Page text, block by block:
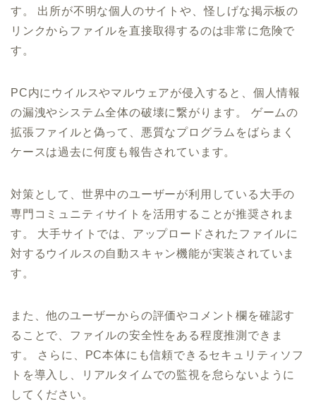
す。 出所が不明な個人のサイトや、怪しげな掲示板の
リンクからファイルを直接取得するのは非常に危険で
す。
PC内にウイルスやマルウェアが侵入すると、個人情報
の漏洩やシステム全体の破壊に繋がります。 ゲームの
拡張ファイルと偽って、悪質なプログラムをばらまく
ケースは過去に何度も報告されています。
対策として、世界中のユーザーが利用している大手の
専門コミュニティサイトを活用することが推奨されま
す。 大手サイトでは、アップロードされたファイルに
対するウイルスの自動スキャン機能が実装されていま
す。
また、他のユーザーからの評価やコメント欄を確認す
ることで、ファイルの安全性をある程度推測できま
す。 さらに、PC本体にも信頼できるセキュリティソフ
トを導入し、リアルタイムでの監視を怠らないように
してください。